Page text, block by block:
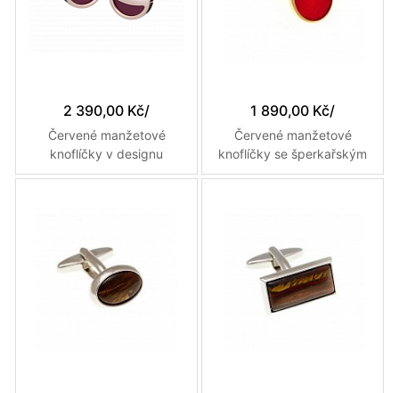
2 390,00 Kč/
Červené manžetové
knoflíčky v designu
inspirovaném zátkou
1 890,00 Kč/
Červené manžetové
knoflíčky se šperkařským
smaltem ve zlatém kulatém